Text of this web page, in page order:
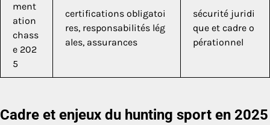
ment
ation
chass
e 202
5
certifications obligatoi
res, responsabilités lég
ales, assurances
sécurité juridi
que et cadre o
pérationnel
Cadre et enjeux du hunting sport en 2025